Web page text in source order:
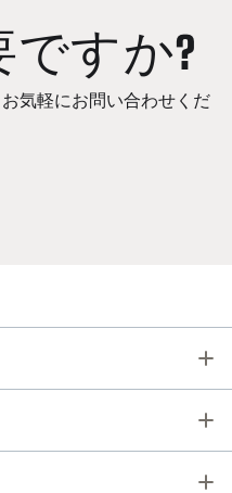
すか?
気軽にお問い合わせくだ